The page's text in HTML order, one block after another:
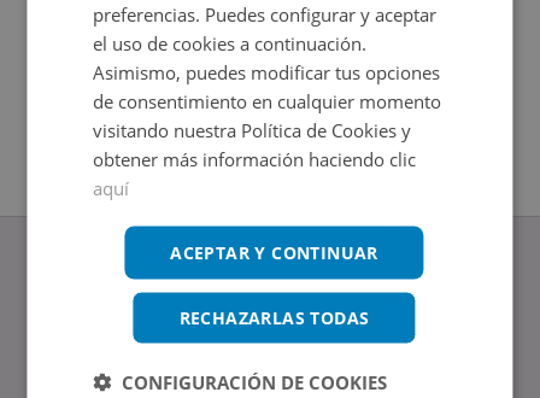
www.altamirainmuebles.com
Edificio Skylight
Avenida de Manoteras 14-16, 28050, Madrid
preferencias. Puedes configurar y aceptar
el uso de cookies a continuación.
Asimismo, puedes modificar tus opciones
de consentimiento en cualquier momento
visitando nuestra Política de Cookies y
obtener más información haciendo clic
aquí
ACEPTAR Y CONTINUAR
RECHAZARLAS TODAS
CONFIGURACIÓN DE COOKIES